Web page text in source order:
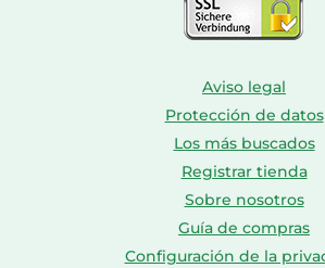
Aviso legal
Protección de datos
Los más buscados
Registrar tienda
Sobre nosotros
Guía de compras
Configuración de la